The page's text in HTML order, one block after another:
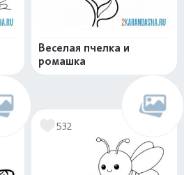
Веселая пчелка и
ромашка
532